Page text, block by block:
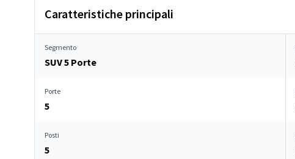
Caratteristiche principali
Segmento
SUV 5 Porte
Porte
5
Posti
5